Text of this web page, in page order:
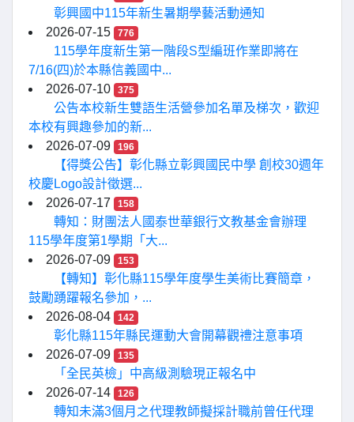
彰興國中115年新生暑期學藝活動通知
2026-07-15
776
115學年度新生第一階段S型編班作業即將在
7/16(四)於本縣信義國中...
2026-07-10
375
公告本校新生雙語生活營參加名單及梯次，歡迎
本校有興趣參加的新...
2026-07-09
196
【得獎公告】彰化縣立彰興國民中學 創校30週年
校慶Logo設計徵選...
2026-07-17
158
轉知：財團法人國泰世華銀行文教基金會辦理
115學年度第1學期「大...
2026-07-09
153
【轉知】彰化縣115學年度學生美術比賽簡章，
鼓勵踴躍報名參加，...
2026-08-04
142
彰化縣115年縣民運動大會開幕觀禮注意事項
2026-07-09
135
「全民英檢」中高級測驗現正報名中
2026-07-14
126
轉知未滿3個月之代理教師擬採計職前曾任代理